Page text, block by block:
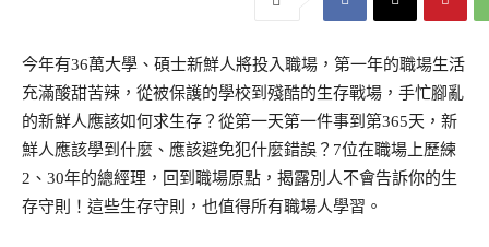
今年有36萬大學、碩士新鮮人將投入職場，第一年的職場生活
充滿酸甜苦辣，從被保護的學校到殘酷的生存戰場，手忙腳亂
的新鮮人應該如何求生存？從第一天第一件事到第365天，新
鮮人應該學到什麼、應該避免犯什麼錯誤？7位在職場上歷練
2、30年的總經理，回到職場原點，揭露別人不會告訴你的生
存守則！這些生存守則，也值得所有職場人學習。